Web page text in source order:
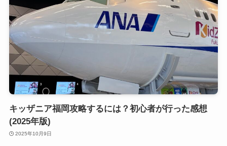
キッザニア福岡攻略するには？初心者が行った感想
(2025年版)
2025年10月9日